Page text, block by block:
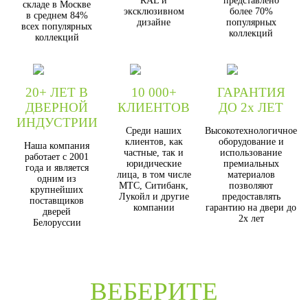
складе в Москве
в среднем 84%
всех популярных
коллекций
эксклюзивном
дизайне
более 70%
популярных
коллекций
20+ ЛЕТ В
ДВЕРНОЙ
ИНДУСТРИИ
Наша компания
работает с 2001
года и является
одним из
крупнейших
поставщиков
дверей
Белоруссии
10 000+
КЛИЕНТОВ
Среди наших
клиентов, как
частные, так и
юридические
лица, в том числе
МТС, Ситибанк,
Лукойл и другие
компании
ГАРАНТИЯ
ДО 2х ЛЕТ
Высокотехнологичное
оборудование и
использование
премиальных
материалов
позволяют
предоставлять
гарантию на двери до
2х лет
ВЕБЕРИТЕ